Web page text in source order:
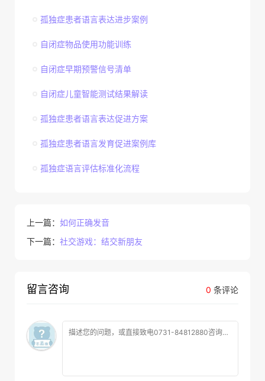
孤独症患者语言表达进步案例
自闭症物品使用功能训练
自闭症早期预警信号清单
自闭症儿童智能测试结果解读
孤独症患者语言表达促进方案
孤独症患者语言发育促进案例库
孤独症语言评估标准化流程
上一篇： 如何正确发音
下一篇： 社交游戏：结交新朋友
0 条评论
留言咨询